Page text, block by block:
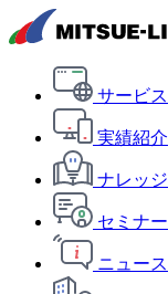
サービス
実績紹介
ナレッジ
セミナー
ニュース